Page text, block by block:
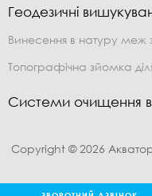
Геодезичні
Винесення в натуру меж
Топографічна зйомка
Системи очищення
Copyright © 2026